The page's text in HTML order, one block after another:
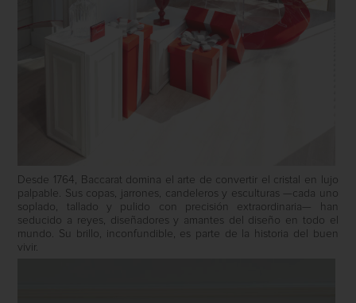
Desde 1764, Baccarat domina el arte de convertir el cristal en lujo
palpable. Sus copas, jarrones, candeleros y esculturas —cada uno
soplado, tallado y pulido con precisión extraordinaria— han
seducido a reyes, diseñadores y amantes del diseño en todo el
mundo. Su brillo, inconfundible, es parte de la historia del buen
vivir.